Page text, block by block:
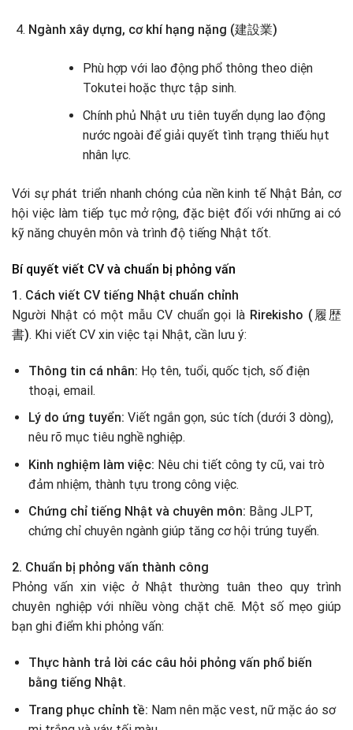
Ngành xây dựng, cơ khí hạng nặng (建設業)
Phù hợp với lao động phổ thông theo diện
Tokutei hoặc thực tập sinh.
Chính phủ Nhật ưu tiên tuyển dụng lao động
nước ngoài để giải quyết tình trạng thiếu hụt
nhân lực.
Với sự phát triển nhanh chóng của nền kinh tế Nhật Bản, cơ
hội việc làm tiếp tục mở rộng, đặc biệt đối với những ai có
kỹ năng chuyên môn và trình độ tiếng Nhật tốt.
Bí quyết viết CV và chuẩn bị phỏng vấn
1. Cách viết CV tiếng Nhật chuẩn chỉnh
Người Nhật có một mẫu CV chuẩn gọi là Rirekisho (履歴
書). Khi viết CV xin việc tại Nhật, cần lưu ý:
Thông tin cá nhân: Họ tên, tuổi, quốc tịch, số điện
thoại, email.
Lý do ứng tuyển: Viết ngắn gọn, súc tích (dưới 3 dòng),
nêu rõ mục tiêu nghề nghiệp.
Kinh nghiệm làm việc: Nêu chi tiết công ty cũ, vai trò
đảm nhiệm, thành tựu trong công việc.
Chứng chỉ tiếng Nhật và chuyên môn: Bằng JLPT,
chứng chỉ chuyên ngành giúp tăng cơ hội trúng tuyển.
2. Chuẩn bị phỏng vấn thành công
Phỏng vấn xin việc ở Nhật thường tuân theo quy trình
chuyên nghiệp với nhiều vòng chặt chẽ. Một số mẹo giúp
bạn ghi điểm khi phỏng vấn:
Thực hành trả lời các câu hỏi phỏng vấn phổ biến
bằng tiếng Nhật.
Trang phục chỉnh tề: Nam nên mặc vest, nữ mặc áo sơ